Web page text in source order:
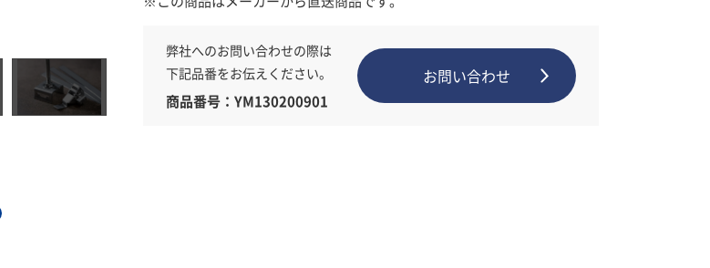
弊社へのお問い合わせの際は
下記品番をお伝えください。
商品番号：YM130200901
お問い合わせ